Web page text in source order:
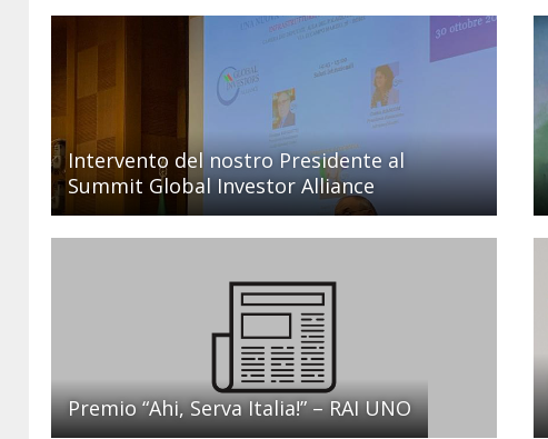
Intervento del nostro Presidente al
Summit Global Investor Alliance
Premio “Ahi, Serva Italia!” – RAI UNO